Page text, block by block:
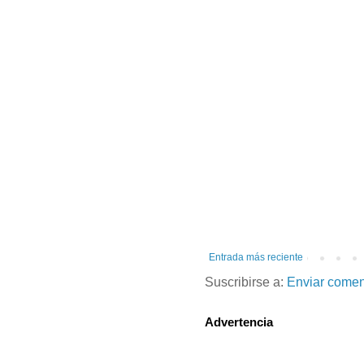
Entrada más reciente
Suscribirse a: Enviar
Advertencia